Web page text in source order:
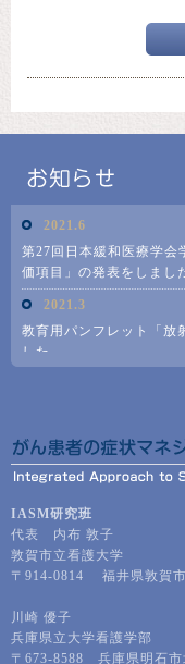
IASM研究班
代表 内布 敦子
敦賀市立看護大学
〒914-0814 福井県敦賀
川崎 優子
兵庫県立大学看護学部
〒673-8588 兵庫県明石市